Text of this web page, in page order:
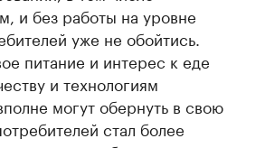
и без работы на уровне
уже не обойтись.
питание и интерес к еде
и технологиям
могут обернуть в свою
стал более